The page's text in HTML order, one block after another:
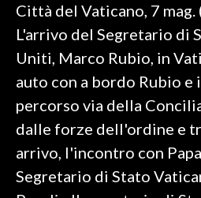
CALCIO REGIONALE
BASKET
VOLLEY
MOTORI
TENNIS
ALTRI SPORT
CULTURA
Città del Vaticano, 7 mag.
L'arrivo del Segretario di
Uniti, Marco Rubio, in
auto con a bordo Rubio e
percorso via della
dalle forze dell'ordine e
arrivo, l'incontro con
Segretario di Stato